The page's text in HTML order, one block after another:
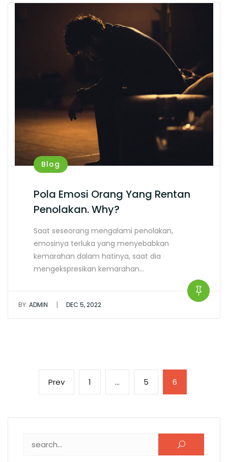
Blog
Pola Emosi Orang Yang Rentan
Penolakan. Why?
Saat seseorang mengalami penolakan,
emosinya terluka yang menyebabkan
kemarahan dalam hatinya, saat dia
mengekspresikan kemarahan…
BY: ADMIN | DEC 5, 2022
Prev 1 … 5 6